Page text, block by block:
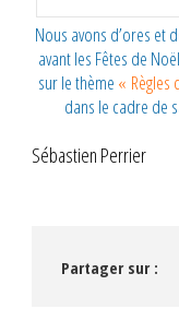
Nous avons d’ores et
avant les Fêtes de
sur le thème « Règles
dans le cadre de
Sébastien Perrier
Partager sur :